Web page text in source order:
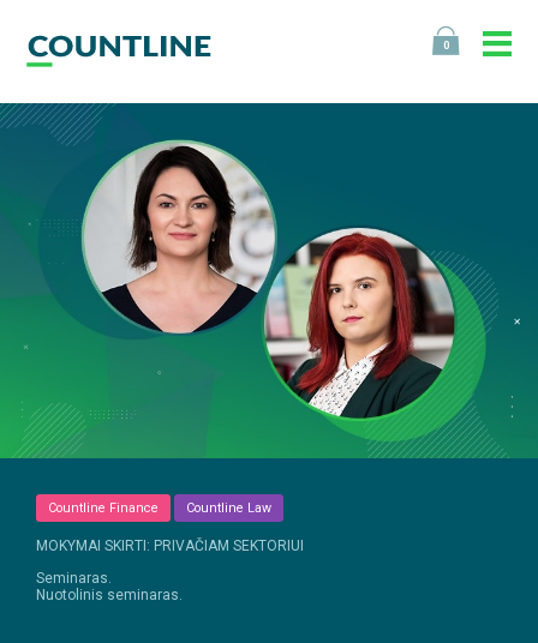
0
Countline Finance Countline Law
MOKYMAI SKIRTI: PRIVAČIAM SEKTORIUI
Seminaras.
Nuotolinis seminaras.